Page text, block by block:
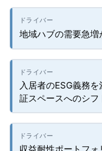
地域ハブの需要急
入居者のESG義務
証スペースへのシフ